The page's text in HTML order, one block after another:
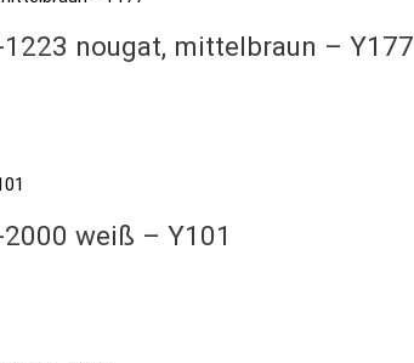
nougat, mittelbraun – Y177
weiß – Y101